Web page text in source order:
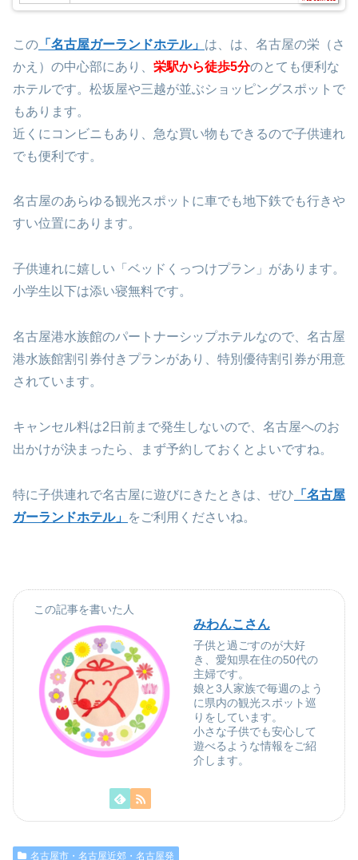
この 「名古屋ガーランドホテル」 は、は、名古屋の栄（さ
かえ）の中心部にあり、 栄駅から徒歩5分のとても便利な
ホテルです。松坂屋や三越が並ぶショッピングスポットで
もあります。
近くにコンビニもあり、急な買い物もできるので子供連れ
でも便利です。
名古屋のあらゆる観光スポットに車でも地下鉄でも行きや
すい位置にあります。
子供連れに嬉しい「ベッドくっつけプラン」があります。
小学生以下は添い寝無料です。
名古屋港水族館のパートナーシップホテルなので、名古屋
港水族館割引券付きプランがあり、特別優待割引券が用意
されています。
キャンセル料は2日前まで発生しないので、名古屋へのお
出かけが決まったら、まず予約しておくとよいですね。
特に子供連れで名古屋に遊びにきたときは、ぜひ 「名古屋
ガーランドホテル」 をご利用くださいね。
この記事を書いた人
みわんこさん
子供と過ごすのが大好
き、愛知県在住の50代の
主婦です。
娘と3人家族で毎週のよう
に県内の観光スポット巡
りをしています。
小さな子供でも安心して
遊べるような情報をご紹
介します。
名古屋市・名古屋近郊・名古屋発